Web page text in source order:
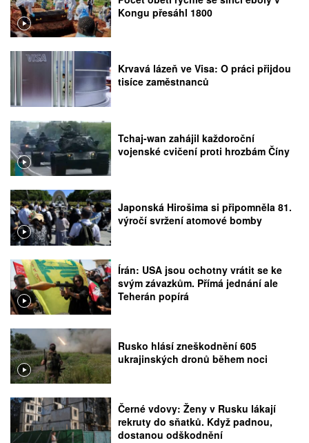
Kongu přesáhl 1800
Krvavá lázeň ve Visa: O práci přijdou
tisíce zaměstnanců
Tchaj-wan zahájil každoroční
vojenské cvičení proti hrozbám Číny
Japonská Hirošima si připomněla 81.
výročí svržení atomové bomby
Írán: USA jsou ochotny vrátit se ke
svým závazkům. Přímá jednání ale
Teherán popírá
Rusko hlásí zneškodnění 605
ukrajinských dronů během noci
Černé vdovy: Ženy v Rusku lákají
rekruty do sňatků. Když padnou,
dostanou odškodnění